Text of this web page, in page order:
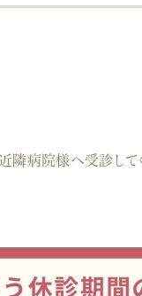
病院様へ受診して